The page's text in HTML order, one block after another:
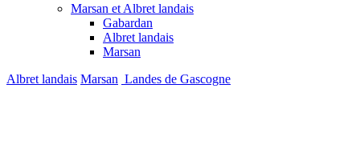
Marsan et Albret landais
Gabardan
Albret landais
Marsan
Albret landais Marsan Landes de Gascogne